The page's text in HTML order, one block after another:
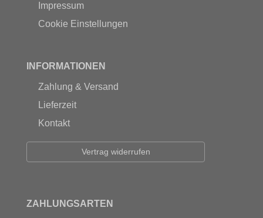
Impressum
Cookie Einstellungen
INFORMATIONEN
Zahlung & Versand
Lieferzeit
Kontakt
Vertrag widerrufen
ZAHLUNGSARTEN